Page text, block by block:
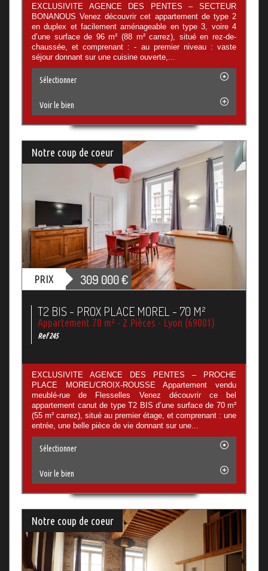
EXCLUSIVITE AGENCE DES PENTES – SECTEUR
BONANOUS Venez découvrir cet appartement de type 2
en duplex et facilement aménageable en type 3, voire 4
d’une surface de 96 m² (88 m² carrez), situé en rez-de-
chaussée, et comprenant : - au premier niveau : vaste
séjour donnant sur une cuisine ouverte,...
Sélectionner
Voir le bien
Notre coup de coeur
PRIX 309 000€
T2 BIS - PROX PLACE MOREL - 70 M²
Appartement 70 m² - 2 Pièces - Lyon (69001)
Ref 245
EXCLUSIVITE AGENCE DES PENTES – PROCHE
PLACE MOREL/CROIX-ROUSSE Appartement vendu
meublé-rue de Flesselles Venez découvrir ce bel
appartement canut de type T2 BIS d’une surface de 70 m²
(55 m² carrez), situé au premier étage, et comprenant : une
entrée, une belle pièce de vie donnant sur une...
Sélectionner
Voir le bien
Notre coup de coeur